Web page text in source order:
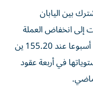
بين اليابان
إلى انخفاض العملة
الأمريكية إلى أدنى مستوى لها في 13 أسبوعا عند 155.20 ين
في أربعة عقود